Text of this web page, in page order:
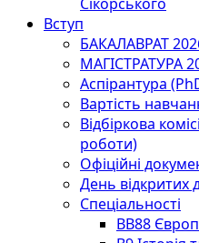
Вступ
БАКАЛАВРАТ
МАГІСТРАТУРА
Аспірантура
Вартість
Відбіркова
роботи)
Офіційні
День відкритих
Спеціальності
BВ88